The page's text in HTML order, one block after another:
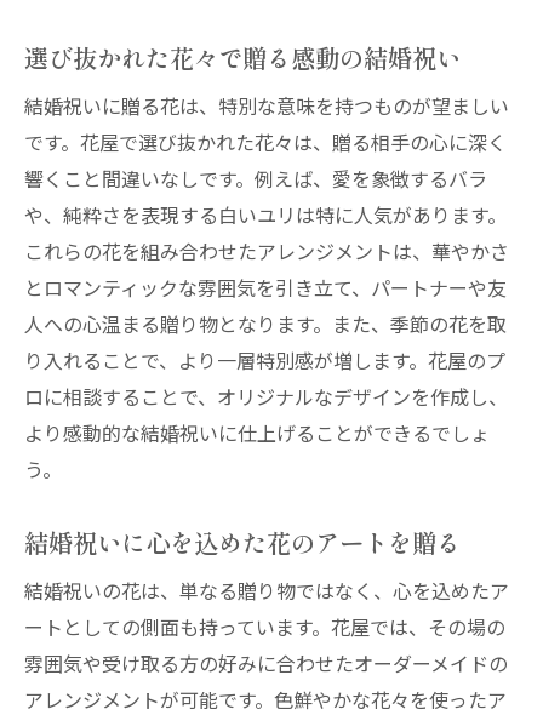
選び抜かれた花々で贈る感動の結婚祝い
結婚祝いに贈る花は、特別な意味を持つものが望ましい
です。花屋で選び抜かれた花々は、贈る相手の心に深く
響くこと間違いなしです。例えば、愛を象徴するバラ
や、純粋さを表現する白いユリは特に人気があります。
これらの花を組み合わせたアレンジメントは、華やかさ
とロマンティックな雰囲気を引き立て、パートナーや友
人への心温まる贈り物となります。また、季節の花を取
り入れることで、より一層特別感が増します。花屋のプ
ロに相談することで、オリジナルなデザインを作成し、
より感動的な結婚祝いに仕上げることができるでしょ
う。
結婚祝いに心を込めた花のアートを贈る
結婚祝いの花は、単なる贈り物ではなく、心を込めたア
ートとしての側面も持っています。花屋では、その場の
雰囲気や受け取る方の好みに合わせたオーダーメイドの
アレンジメントが可能です。色鮮やかな花々を使ったア